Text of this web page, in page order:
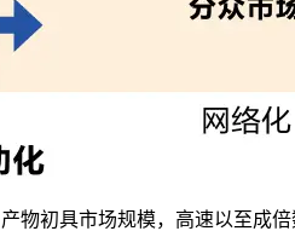
初具市场规模，高速以至成